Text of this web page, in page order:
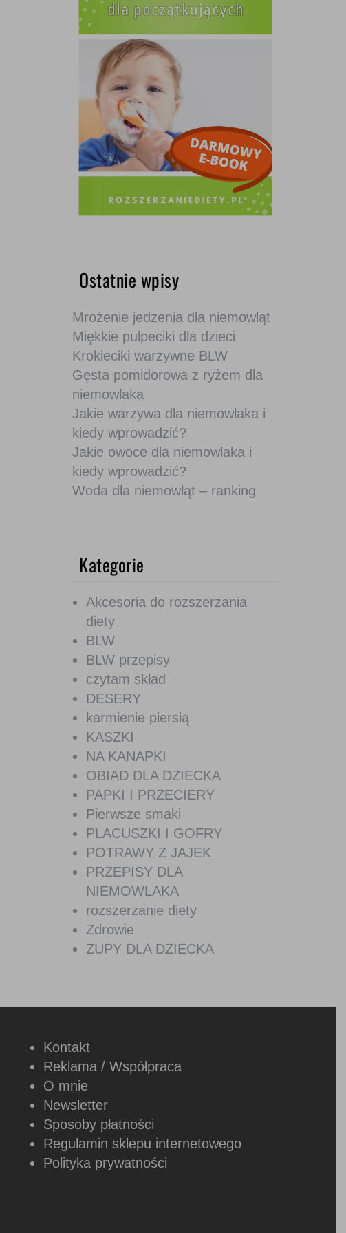
Ostatnie wpisy
Mrożenie jedzenia dla niemowląt
Miękkie pulpeciki dla dzieci
Krokieciki warzywne BLW
Gęsta pomidorowa z ryżem dla
niemowlaka
Jakie warzywa dla niemowlaka i
kiedy wprowadzić?
Jakie owoce dla niemowlaka i
kiedy wprowadzić?
Woda dla niemowląt – ranking
Kategorie
Akcesoria do rozszerzania
diety
BLW
BLW przepisy
czytam skład
DESERY
karmienie piersią
KASZKI
NA KANAPKI
OBIAD DLA DZIECKA
PAPKI I PRZECIERY
Pierwsze smaki
PLACUSZKI I GOFRY
POTRAWY Z JAJEK
PRZEPISY DLA
NIEMOWLAKA
rozszerzanie diety
Zdrowie
ZUPY DLA DZIECKA
Kontakt
Reklama / Współpraca
O mnie
Newsletter
Sposoby płatności
Regulamin sklepu internetowego
Polityka prywatności